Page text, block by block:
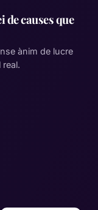
de causes que
ànim de lucre